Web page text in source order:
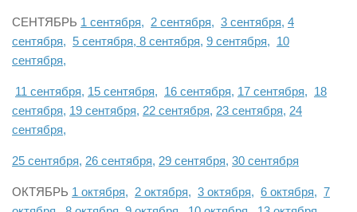
СЕНТЯБРЬ 1 сентября, 2 сентября, 3 сентября, 4
сентября, 5 сентября, 8 сентября, 9 сентября, 10
сентября,
11 сентября, 15 сентября, 16 сентября, 17 сентября, 18
сентября, 19 сентября, 22 сентября, 23 сентября, 24
сентября,
25 сентября, 26 сентября, 29 сентября, 30 сентября
ОКТЯБРЬ 1 октября, 2 октября, 3 октября, 6 октября, 7